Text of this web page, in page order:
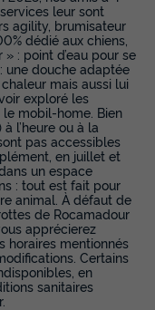
-
Chambres
2
autorisés *
3
Nature - Sans
leur sont
agility, brumisateur
dédié aux chiens,
: point d’eau pour se
une douche adaptée
mais aussi lui
exploré les
mobil-home. Bien
l’heure ou à la
pas accessibles
en juillet et
un espace
: tout est fait pour
animal. À défaut de
de Rocamadour
apprécierez
horaires mentionnés
Certains
en
sanitaires